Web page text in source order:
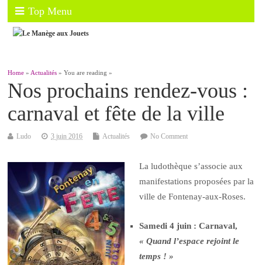
Top Menu
Home »Actualités » You are reading »
Nos prochains rendez-vous :
carnaval et fête de la ville
Ludo 3 juin 2016 Actualités No Comment
La ludothèque s’associe aux
manifestations proposées par la
ville de Fontenay-aux-Roses.
Samedi 4 juin : Carnaval,
« Quand l’espace rejoint le
temps ! »